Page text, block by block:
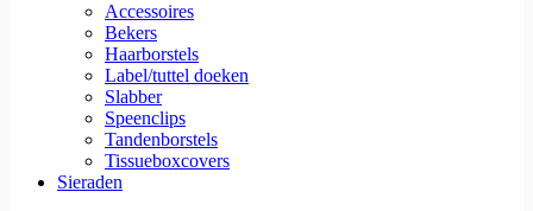
Accessoires
Bekers
Haarborstels
Label/tuttel doeken
Slabber
Speenclips
Tandenborstels
Tissueboxcovers
Sieraden